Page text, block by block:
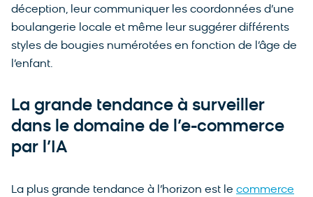
déception, leur communiquer les coordonnées d’une
boulangerie locale et même leur suggérer différents
styles de bougies numérotées en fonction de l’âge de
l’enfant.
La grande tendance à surveiller
dans le domaine de l’e-commerce
par l’IA
La plus grande tendance à l’horizon est le commerce